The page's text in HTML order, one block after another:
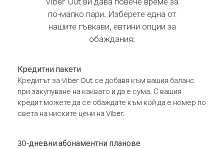
по-малко пари. Изберете една от
нашите гъвкави, евтини опции за
обаждания:
Кредитни пакети
Кредитът за Viber Out се добавя към вашия баланс
при закупуване на каквато и да е сума. С вашия
кредит можете да се обаждате към кой да е номер по
света на ниските цени на Viber.
30-дневни абонаментни планове